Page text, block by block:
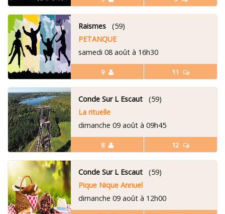
9 11
Raismes(59)
PETANQUE
samedi 08 août à 16h30
8 12
Conde Sur L Escaut(59)
La rituelle
dimanche 09 août à 09h45
Conde Sur L Escaut(59)
Pique Nique Annuel
dimanche 09 août à 12h00